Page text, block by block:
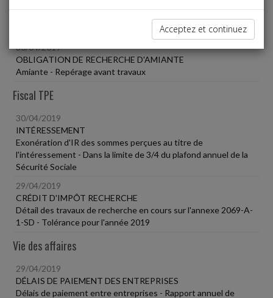
30/04/2019
OBLIGATION DE RECHERCHE D'AMIANTE
Amiante - Repérage avant travaux
Fiscal TPE
30/04/2019
INTÉRESSEMENT
Exonération d'IR des sommes perçues au titre de
l'intéressement - Dans la limite de 3/4 du plafond annuel de la
Sécurité Sociale
29/04/2019
CRÉDIT D'IMPÔT RECHERCHE
Détail des travaux de recherche en cours sur l'annexe 2069-A-
1-SD - Tolérance pour l'année 2019
Vie des affaires
29/04/2019
DÉLAIS DE PAIEMENT DES ENTREPRISES
Délais de paiement entre entreprises - Rapport annuel de
Acceptez et continuez